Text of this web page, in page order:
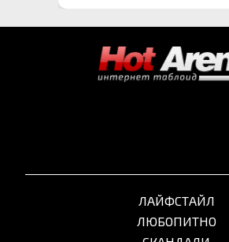
ЛАЙФСТАЙЛ
ЛЮБОПИТНО